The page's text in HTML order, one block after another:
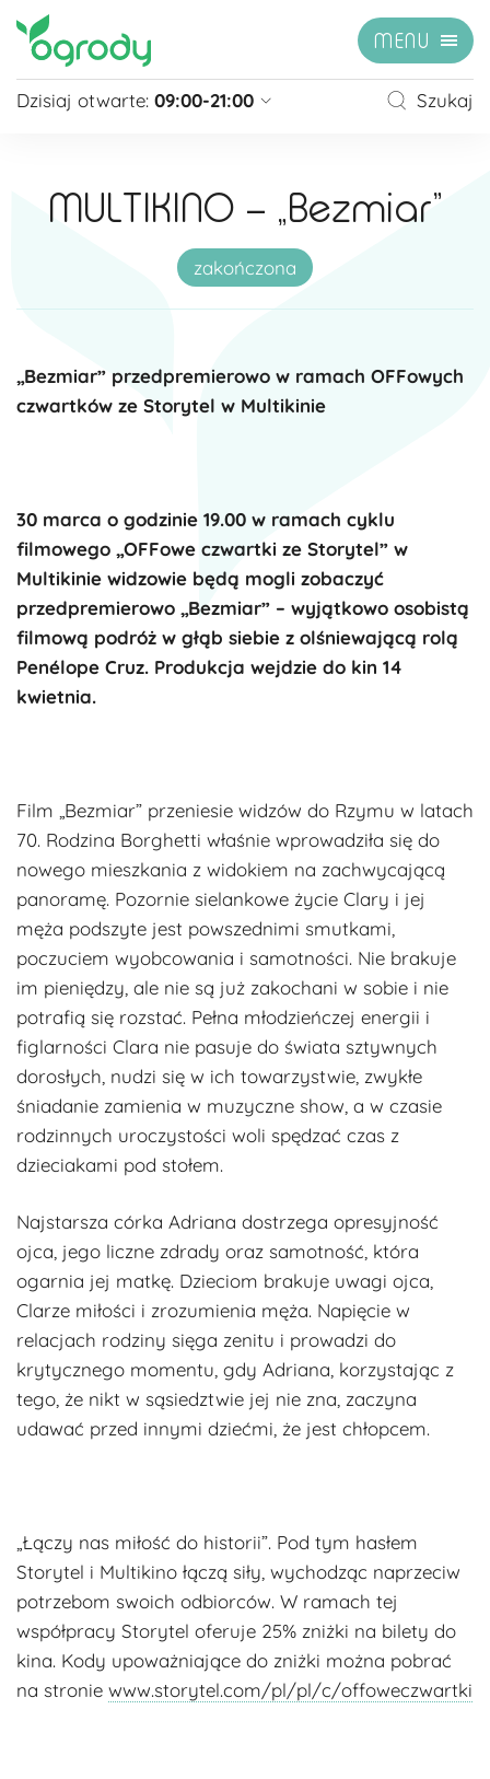
MENU
Dzisiaj otwarte: 09:00-21:00
Niedziela
zamknięte
Niedziela handlowa
10:00 - 20:00
Szukaj
MULTIKINO – „Bezmiar”
zakończona
„Bezmiar” przedpremierowo w ramach OFFowych
czwartków ze Storytel w Multikinie
30 marca o godzinie 19.00 w ramach cyklu
filmowego „OFFowe czwartki ze Storytel” w
Multikinie widzowie będą mogli zobaczyć
przedpremierowo „Bezmiar” – wyjątkowo osobistą
filmową podróż w głąb siebie z olśniewającą rolą
Penélope Cruz. Produkcja wejdzie do kin 14
kwietnia.
Film „Bezmiar” przeniesie widzów do Rzymu w latach
70. Rodzina Borghetti właśnie wprowadziła się do
nowego mieszkania z widokiem na zachwycającą
panoramę. Pozornie sielankowe życie Clary i jej
męża podszyte jest powszednimi smutkami,
poczuciem wyobcowania i samotności. Nie brakuje
im pieniędzy, ale nie są już zakochani w sobie i nie
potrafią się rozstać. Pełna młodzieńczej energii i
figlarności Clara nie pasuje do świata sztywnych
dorosłych, nudzi się w ich towarzystwie, zwykłe
śniadanie zamienia w muzyczne show, a w czasie
rodzinnych uroczystości woli spędzać czas z
dzieciakami pod stołem.
Najstarsza córka Adriana dostrzega opresyjność
ojca, jego liczne zdrady oraz samotność, która
ogarnia jej matkę. Dzieciom brakuje uwagi ojca,
Clarze miłości i zrozumienia męża. Napięcie w
relacjach rodziny sięga zenitu i prowadzi do
krytycznego momentu, gdy Adriana, korzystając z
tego, że nikt w sąsiedztwie jej nie zna, zaczyna
udawać przed innymi dziećmi, że jest chłopcem.
„Łączy nas miłość do historii”. Pod tym hasłem
Storytel i Multikino łączą siły, wychodząc naprzeciw
potrzebom swoich odbiorców. W ramach tej
współpracy Storytel oferuje 25% zniżki na bilety do
kina. Kody upoważniające do zniżki można pobrać
na stronie www.storytel.com/pl/pl/c/offoweczwartki